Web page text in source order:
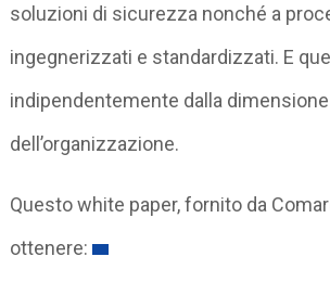
soluzioni di sicurezza nonché a
ingegnerizzati e standardizzati. E
indipendentemente dalla
dell’organizzazione.
Questo white paper, fornito da
ottenere: